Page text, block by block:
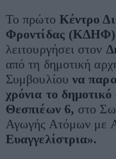
Το πρώτο Κέντρο
Φροντίδας (ΚΔΗΦ)
λειτουργήσει στον
από τη δημοτική
Συμβουλίου να
χρόνια το δημοτικό
Θεσπιέων 6, στο
Αγωγής Ατόμων με
Ευαγγελίστρια».